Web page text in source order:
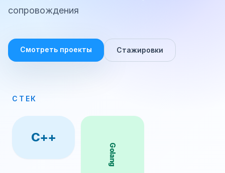
сопровождения
Смотреть проекты Стажировки
СТЕК
C++
Golang